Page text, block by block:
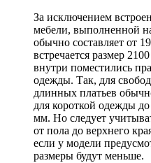
За исключением
мебели, выполненной
обычно составляет от
встречается размер
внутри поместились
одежды. Так, для
длинных платьев
для короткой одежды
мм. Но следует
от пола до верхнего
если у модели
размеры будут меньше.